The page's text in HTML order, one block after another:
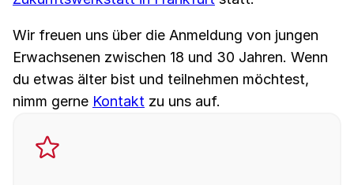
Wir freuen uns über die Anmeldung von jungen
Erwachsenen zwischen 18 und 30 Jahren. Wenn
du etwas älter bist und teilnehmen möchtest,
nimm gerne Kontakt zu uns auf.